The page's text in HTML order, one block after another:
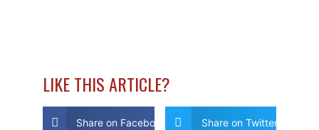
LIKE THIS ARTICLE?
Share on Facebook Share on Twitter